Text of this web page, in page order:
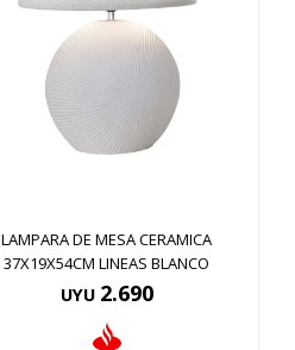
LAMPARA DE MESA CERAMICA
37X19X54CM LINEAS BLANCO
UYU 2.690